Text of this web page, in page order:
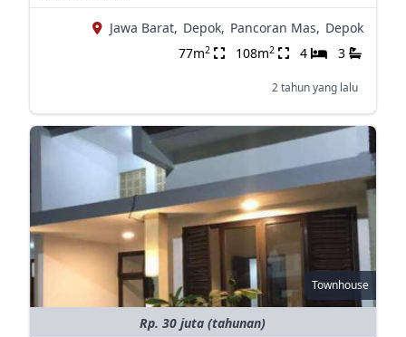
Jawa Barat, Depok, Pancoran Mas, Depok
77m2 108m2 4 3
2 tahun yang lalu
Townhouse
Rp. 30 juta (tahunan)